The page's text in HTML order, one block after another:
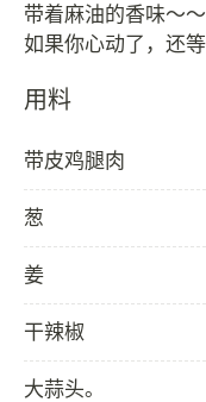
带着麻油的香味～～
用料
带皮鸡腿肉
葱
姜
干辣椒
大蒜头。